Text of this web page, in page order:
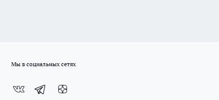
Мы в социальных сетях